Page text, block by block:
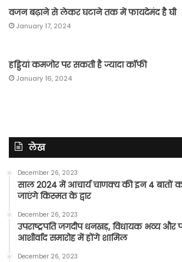
वजन बढ़ाने से लेकर घटाने तक में फायदेमंद है घी
January 17, 2024
हड्डियां कमजोर पर सकती है ज्यादा कॉफी
January 16, 2024
लेख
December 26, 2023
साल 2024 में आचार्य चाणक्य की इन 4 बातों
जाएंगे किस्मत के द्वार
December 26, 2023
उपराष्ट्रपति जगदीप धनखड़, विधायक भव्य और
आशीर्वाद समारोह में होंगे शामिल
December 26, 2023